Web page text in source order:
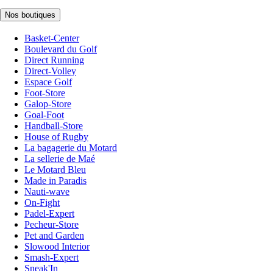
Nos boutiques
Basket-Center
Boulevard du Golf
Direct Running
Direct-Volley
Espace Golf
Foot-Store
Galop-Store
Goal-Foot
Handball-Store
House of Rugby
La bagagerie du Motard
La sellerie de Maé
Le Motard Bleu
Made in Paradis
Nauti-wave
On-Fight
Padel-Expert
Pecheur-Store
Pet and Garden
Slowood Interior
Smash-Expert
Sneak'In